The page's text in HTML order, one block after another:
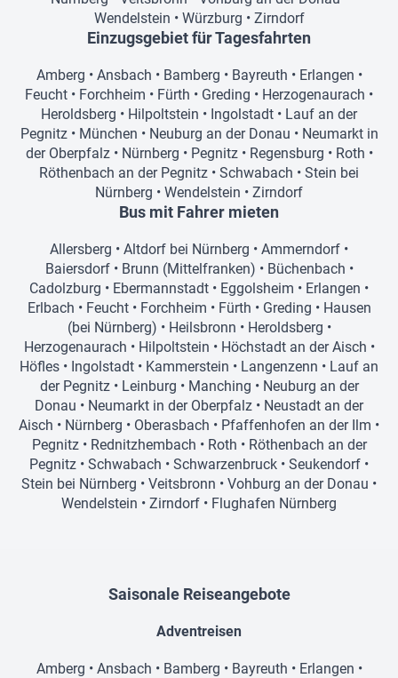
Wendelstein • Würzburg • Zirndorf
Einzugsgebiet für Tagesfahrten
Amberg • Ansbach • Bamberg • Bayreuth • Erlangen •
Feucht • Forchheim • Fürth • Greding • Herzogenaurach •
Heroldsberg • Hilpoltstein • Ingolstadt • Lauf an der
Pegnitz• München • Neuburg an der Donau • Neumarkt in
der Oberpfalz• Nürnberg • Pegnitz• Regensburg • Roth •
Röthenbach an der Pegnitz • Schwabach • Stein bei
Nürnberg • Wendelstein • Zirndorf
Bus mit Fahrer mieten
Allersberg • Altdorf bei Nürnberg • Ammerndorf •
Baiersdorf• Brunn (Mittelfranken) • Büchenbach •
Cadolzburg • Ebermannstadt • Eggolsheim • Erlangen •
Erlbach • Feucht• Forchheim • Fürth • Greding • Hausen
(bei Nürnberg) • Heilsbronn • Heroldsberg •
Herzogenaurach • Hilpoltstein • Höchstadt an der Aisch •
Höfles • Ingolstadt • Kammerstein • Langenzenn • Lauf an
der Pegnitz• Leinburg • Manching • Neuburg an der
Donau • Neumarkt in der Oberpfalz • Neustadt an der
Aisch • Nürnberg • Oberasbach • Pfaffenhofen an der Ilm •
Pegnitz• Rednitzhembach • Roth • Röthenbach an der
Pegnitz • Schwabach • Schwarzenbruck • Seukendorf •
Stein bei Nürnberg • Veitsbronn • Vohburg an der Donau •
Wendelstein • Zirndorf • Flughafen Nürnberg
Saisonale Reiseangebote
Adventreisen
Amberg • Ansbach • Bamberg • Bayreuth • Erlangen •